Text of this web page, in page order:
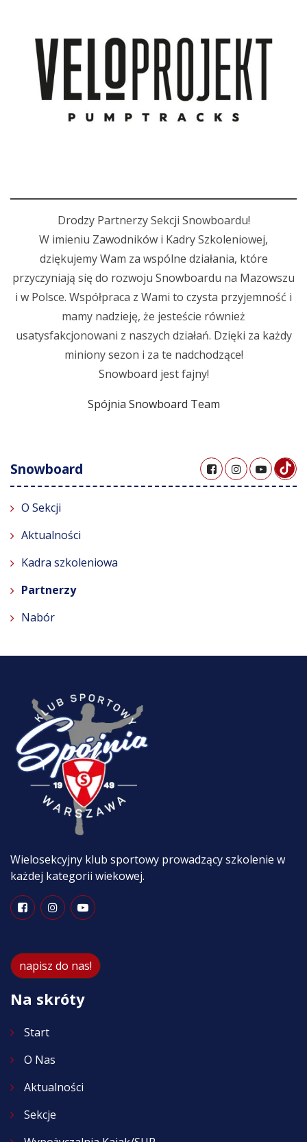
Drodzy Partnerzy Sekcji Snowboardu!
W imieniu Zawodników i Kadry Szkoleniowej,
dziękujemy Wam za wspólne działania, które
przyczyniają się do rozwoju Snowboardu na Mazowszu
i w Polsce. Współpraca z Wami to czysta przyjemność i
mamy nadzieję, że jesteście również
usatysfakcjonowani z naszych działań. Dzięki za każdy
miniony sezon i za te nadchodzące!
Snowboard jest fajny!
Spójnia Snowboard Team
Snowboard
O Sekcji
Aktualności
Kadra szkoleniowa
Partnerzy
Nabór
Wielosekcyjny klub sportowy prowadzący szkolenie w
każdej kategorii wiekowej.
napisz do nas!
Na skróty
Start
O Nas
Aktualności
Sekcje